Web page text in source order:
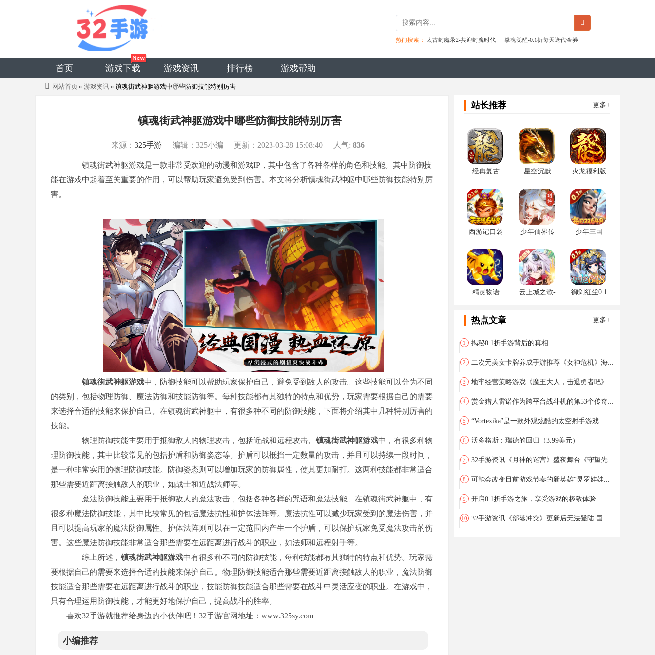
热门搜索： 太古封魔录2-共迎封魔时代 拳魂觉醒-0.1折每天送代金券
首页 游戏下载 游戏资讯 排行榜 游戏帮助
网站首页 » 游戏资讯 » 镇魂街武神躯游戏中哪些防御技能特别厉害
镇魂街武神躯游戏中哪些防御技能特别厉害
来源： 325手游 编辑：325小编 更新：2023-03-28 15:08:40 人气: 836
镇魂街武神躯游戏是一款非常受欢迎的动漫和游戏IP，其中包含了各种各样的角色和技能。其中防御技
能在游戏中起着至关重要的作用，可以帮助玩家避免受到伤害。本文将分析镇魂街武神躯中哪些防御技能特别厉
害。
镇魂街武神躯游戏中，防御技能可以帮助玩家保护自己，避免受到敌人的攻击。这些技能可以分为不同
的类别，包括物理防御、魔法防御和技能防御等。每种技能都有其独特的特点和优势，玩家需要根据自己的需要
来选择合适的技能来保护自己。在镇魂街武神躯中，有很多种不同的防御技能，下面将介绍其中几种特别厉害的
技能。
物理防御技能主要用于抵御敌人的物理攻击，包括近战和远程攻击。 镇魂街武神躯游戏中，有很多种物
理防御技能，其中比较常见的包括护盾和防御姿态等。护盾可以抵挡一定数量的攻击，并且可以持续一段时间，
是一种非常实用的物理防御技能。防御姿态则可以增加玩家的防御属性，使其更加耐打。这两种技能都非常适合
那些需要近距离接触敌人的职业，如战士和近战法师等。
魔法防御技能主要用于抵御敌人的魔法攻击，包括各种各样的咒语和魔法技能。在镇魂街武神躯中，有
很多种魔法防御技能，其中比较常见的包括魔法抗性和护体法阵等。魔法抗性可以减少玩家受到的魔法伤害，并
且可以提高玩家的魔法防御属性。护体法阵则可以在一定范围内产生一个护盾，可以保护玩家免受魔法攻击的伤
害。这些魔法防御技能非常适合那些需要在远距离进行战斗的职业，如法师和远程射手等。
综上所述， 镇魂街武神躯游戏中有很多种不同的防御技能，每种技能都有其独特的特点和优势。玩家需
要根据自己的需要来选择合适的技能来保护自己。物理防御技能适合那些需要近距离接触敌人的职业，魔法防御
技能适合那些需要在远距离进行战斗的职业，技能防御技能适合那些需要在战斗中灵活应变的职业。在游戏中，
只有合理运用防御技能，才能更好地保护自己，提高战斗的胜率。
喜欢32手游就推荐给身边的小伙伴吧！32手游官网地址：www.325sy.com
小编推荐
站长推荐 更多+
经典复古
业）
星空沉默
版）
火龙福利版
业）
西游记口袋
少年仙界传
少年三国
0.1（首款少
三系列0.1
折）
精灵物语
云上城之歌-
锦鲤版
御剑红尘0.1
折
热点文章 更多+
1 揭秘0.1折手游背后的真相
2 二次元美女卡牌养成手游推荐《女神危机》海...
3 地牢经营策略游戏《魔王大人，击退勇者吧》...
4 赏金猎人雷诺作为跨平台战斗机的第53个传奇...
5 “Vortexika”是一款外观炫酷的太空射手游戏...
6 沃多格斯：瑞德的回归（3.99美元）
7 32手游资讯《月神的迷宫》盛夜舞台《守望先...
8 可能会改变目前游戏节奏的新英雄“灵罗娃娃...
9 开启0.1折手游之旅，享受游戏的极致体验
10 32手游资讯《部落冲突》更新后无法登陆 国